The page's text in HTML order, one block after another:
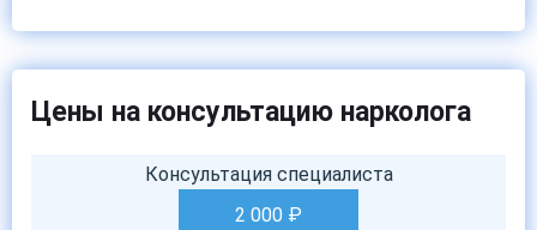
Цены на консультацию нарколога
Консультация специалиста
2 000 ₽